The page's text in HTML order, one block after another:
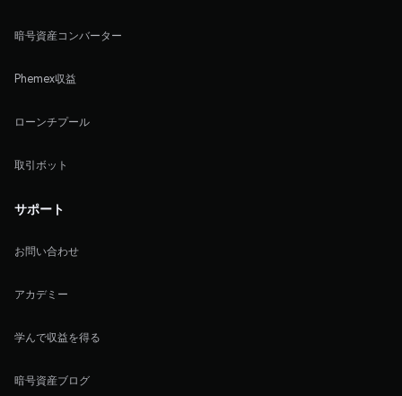
暗号資産コンバーター
Phemex収益
ローンチプール
取引ボット
サポート
お問い合わせ
アカデミー
学んで収益を得る
暗号資産ブログ